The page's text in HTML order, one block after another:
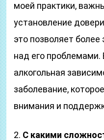
моей практики,
установление
это позволяет
над его
алкогольная
заболевание,
внимания и
2. С какими